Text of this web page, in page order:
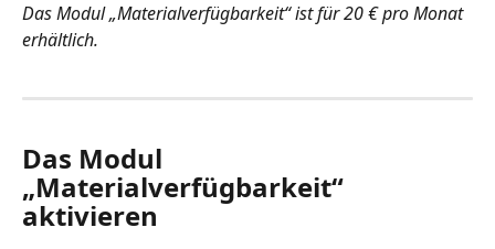
Das Modul „Materialverfügbarkeit“ ist für 20 € pro Monat
erhältlich.
Das Modul
„Materialverfügbarkeit“
aktivieren